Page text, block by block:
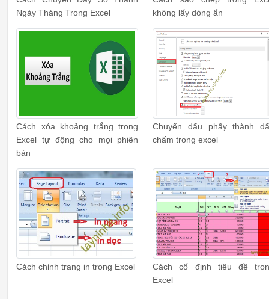
Ngày Tháng Trong Excel
không lấy dòng ẩn
Cách xóa khoảng trắng trong
Excel tự động cho mọi phiên
bản
Chuyển dấu phẩy thành
chấm trong excel
Cách chỉnh trang in trong Excel
Cách cố định tiêu đề
Excel